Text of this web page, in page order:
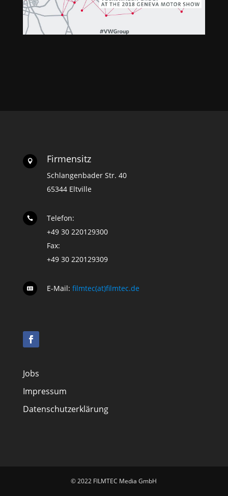
 Firmensitz
Schlangenbader Str. 40
65344 Eltville

Telefon:
+49 30 220129300
Fax:
+49 30 220129309
 E-Mail: filmtec(at)filmtec.de
Jobs
Impressum
Datenschutzerklärung
© 2022 FILMTEC Media GmbH